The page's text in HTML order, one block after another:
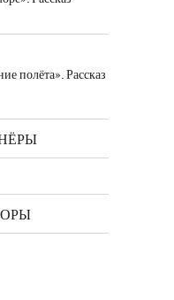
полёта». Рассказ